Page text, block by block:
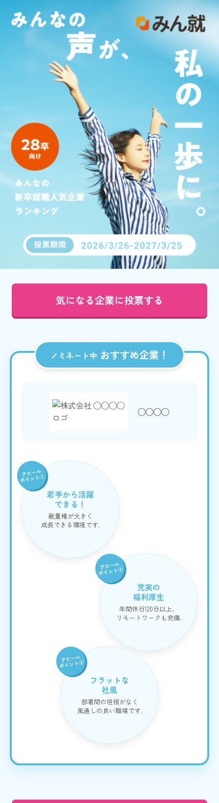
気になる企業に投票する
ノミネート中 おすすめ企業！
◯◯◯◯
アピール
ポイント①
若手から活躍
できる！
裁量権が大きく
成長できる環境です.
アピール
ポイント②
充実の
福利厚生
年間休日120日以上、
リモートワークも完備.
アピール
ポイント③
フラットな
社風
部署間の垣根がなく
風通しの良い職場です.